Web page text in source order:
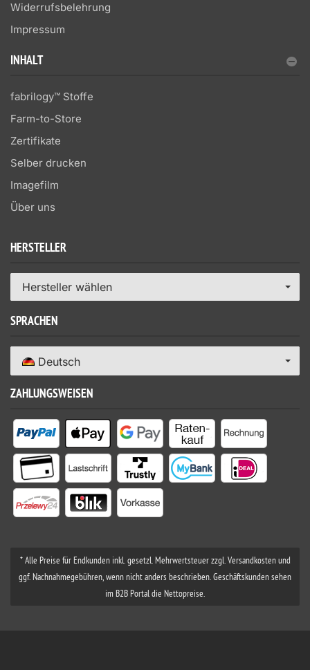
Widerrufsbelehrung
Impressum
INHALT
fabrilogy™ Stoffe
Farm-to-Store
Zertifikate
Selber drucken
Imagefilm
Über uns
HERSTELLER
Hersteller wählen
SPRACHEN
Deutsch
ZAHLUNGSWEISEN
* Alle Preise für Endkunden inkl. gesetzl. Mehrwertsteuer zzgl. Versandkosten und
ggf. Nachnahmegebühren, wenn nicht anders beschrieben. Geschäftskunden sehen
im B2B Portal die Nettopreise.